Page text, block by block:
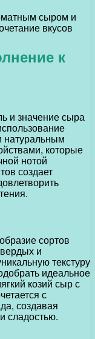
к
и значение сыра
натуральным
которые
нотой
создает
сортов
и
текстуру
идеальное
козий сыр с
с
создавая
сладостью.